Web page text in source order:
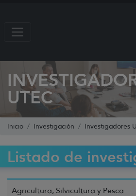
UTEC
Inicio Investigación Investigadores
Listado de
Agricultura, Silvicultura y Pesca